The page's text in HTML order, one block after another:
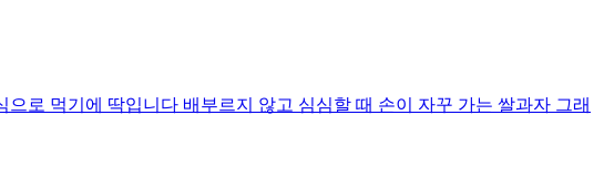
로 먹기에 딱입니다 배부르지 않고 심심할 때 손이 자꾸 가는 쌀과자 그래